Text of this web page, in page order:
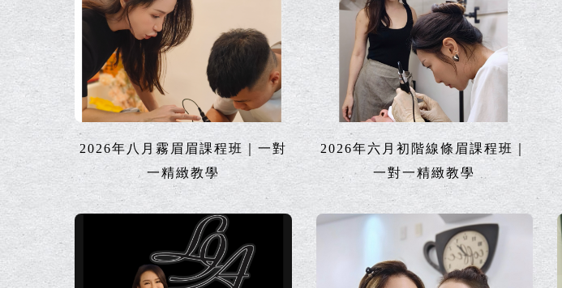
2026年八月霧眉眉課程班｜一對
一精緻教學
2026年六月初階線條眉課程班｜
一對一精緻教學